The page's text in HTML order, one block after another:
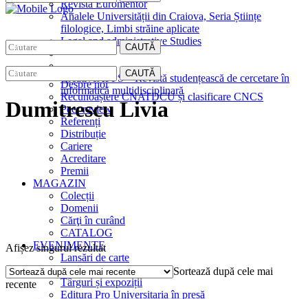
Revista Euromentor
Analele Universității din Craiova, Seria Științe
filologice, Limbi străine aplicate
Legal and administrative Studies
CreativeAPPS – Revistă studențească de cercetare în
informatică multidisciplinară
CAUTĂ
EDITURA
Despre noi
Recunoaștere CNATDCU și clasificare CNCS
Peer review
Referenți
Distribuție
Cariere
Acreditare
Premii
MAGAZIN
Colecții
Domenii
Cărţi în curând
CATALOG
EVENIMENTE
Lansări de carte
Interviuri
Târguri și expoziții
Editura Pro Universitaria în presă
CAUTĂ
Dumitrescu Livia
Afișez singurul rezultat
Sortează după cele mai
recente